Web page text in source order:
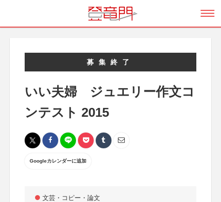
募集終了
いい夫婦 ジュエリー作文コ
ンテスト 2015
Googleカレンダーに追加
文芸・コピー・論文